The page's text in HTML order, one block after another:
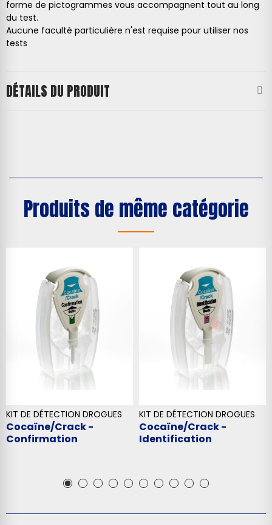
forme de pictogrammes vous accompagnent tout au long
du test.
Aucune faculté particulière n'est requise pour utiliser nos
tests
DÉTAILS DU PRODUIT
Produits de même catégorie
KIT DE DÉTECTION DROGUES
Cocaïne/Crack -
Confirmation
KIT DE DÉTECTION DROGUES
Cocaïne/Crack -
Identification